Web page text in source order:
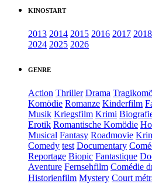
KINOSTART
2013 2014 2015 2016 2017 2018
2024 2025 2026
GENRE
Action Thriller Drama
Komödie Romanze Kinderfilm
Musik Kriegsfilm Krimi
Erotik Romantische Komödie
Musical Fantasy Roadmovie
Comedy test Documentary
Reportage Biopic Fantastique
Aventure Fernsehfilm Comédie
Historienfilm Mystery Court